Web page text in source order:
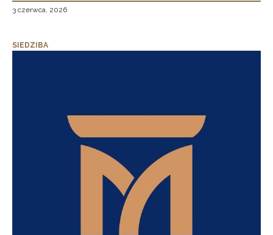
3 czerwca, 2026
SIEDZIBA